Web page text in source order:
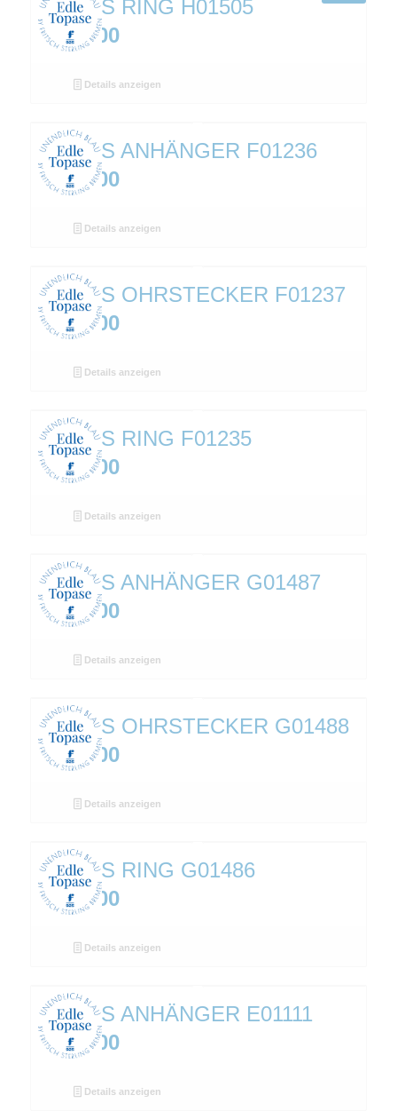
TOPAS RING H01505
€ 249,00
Details anzeigen
TOPAS ANHÄNGER F01236
€ 229,00
Details anzeigen
TOPAS OHRSTECKER F01237
€ 198,00
Details anzeigen
TOPAS RING F01235
€ 249,00
Details anzeigen
TOPAS ANHÄNGER G01487
€ 259,00
Details anzeigen
TOPAS OHRSTECKER G01488
€ 169,00
Details anzeigen
TOPAS RING G01486
€ 319,00
Details anzeigen
TOPAS ANHÄNGER E01111
€ 239,00
Details anzeigen